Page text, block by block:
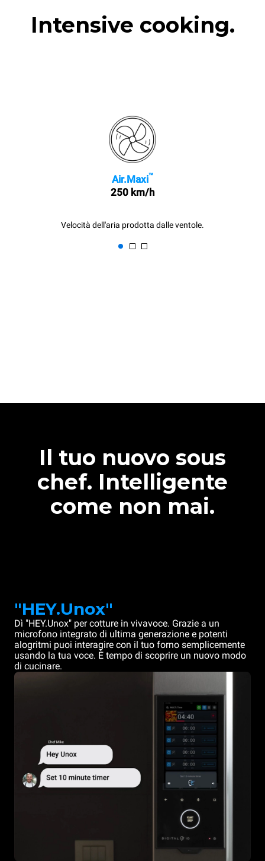
Intensive cooking.
Air.Maxi™
250 km/h
Velocità dell'aria prodotta dalle ventole.
Il tuo nuovo sous
chef. Intelligente
come non mai.
"HEY.Unox"
Dì "HEY.Unox" per cotture in vivavoce. Grazie a un
microfono integrato di ultima generazione e potenti
alogritmi puoi interagire con il tuo forno semplicemente
usando la tua voce. È tempo di scoprire un nuovo modo
di cucinare.